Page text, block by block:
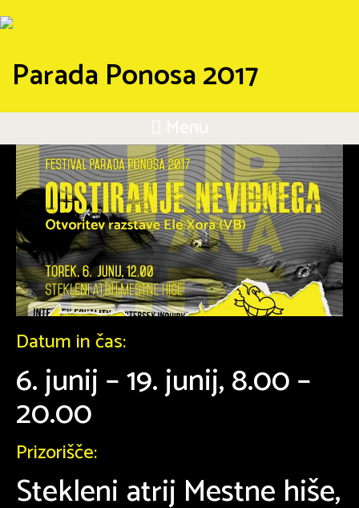
Parada Ponosa 2017
Datum in čas:
6. junij – 19. junij, 8.00 –
20.00
Prizorišče:
Stekleni atrij Mestne hiše,